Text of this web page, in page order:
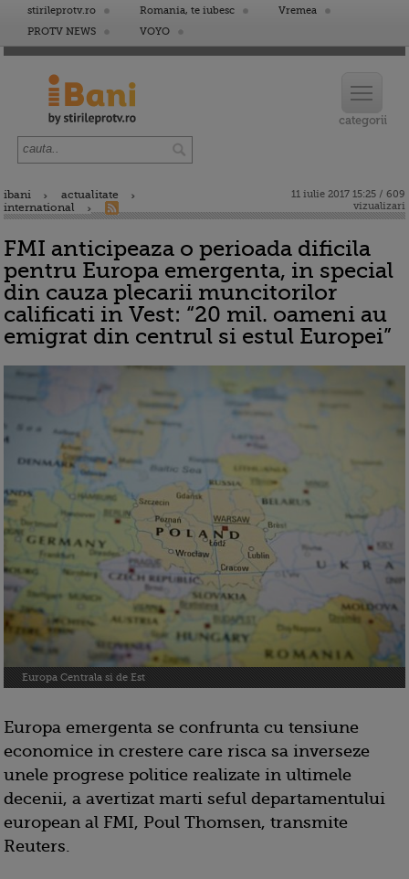
stirileprotv.ro Romania, te iubesc
Vremea
PROTV NEWS
VOYO
ibani
actualitate
international
11 iulie 2017 15:25 / 609
vizualizari
FMI anticipeaza o perioada dificila
pentru Europa emergenta, in special
din cauza plecarii muncitorilor
calificati in Vest: “20 mil. oameni au
emigrat din centrul si estul Europei”
Europa Centrala si de Est
Europa emergenta se confrunta cu tensiune
economice in crestere care risca sa inverseze
unele progrese politice realizate in ultimele
decenii, a avertizat marti seful departamentului
european al FMI, Poul Thomsen, transmite
Reuters.